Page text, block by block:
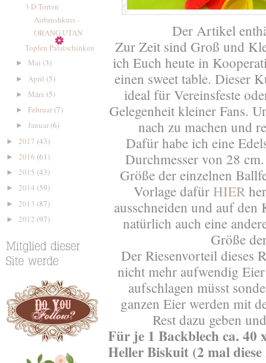
3 D Torten
Airbrushkurs -
ORANG UTAN
Topfen Palatschinken
► Mai (3)
► April (5)
► März(5)
► Februar(7)
► Januar(6)
► 2017 (43)
► 2016 (61)
► 2015 (43)
► 2014 (59)
► 2013 (87)
► 2012 (97)
Der Artikel
Zur Zeit sind Groß und
ich Euch heute in
einen sweet table. Dieser
ideal für Vereinsfeste
Gelegenheit kleiner Fans.
nach zu machen und
Dafür habe ich eine
Durchmesser von 28
Größe der einzelnen
Vorlage dafür HIER
ausschneiden und auf
natürlich auch eine
Größe
Der Riesenvorteil dieses
nicht mehr aufwendig
aufschlagen müsst
ganzen Eier werden mit
Rest dazu geben
Für je 1 Backblech ca. 40
Heller Biskuit (2 mal